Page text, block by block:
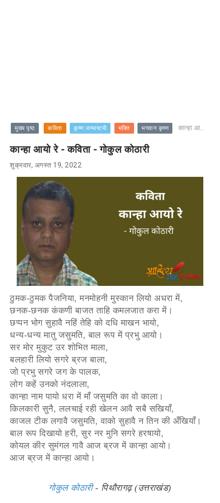
मुख्य पृष्ठ कविता कृष्ण जन्माष्टमी भक्ति भगवान कृष्ण कान्हा आयो रे - कविता - गोकुल कोठारी
कान्हा आयो रे - कविता - गोकुल कोठारी
शुक्रवार, अगस्त 19, 2022
ठुमक-ठुमक पैजनिया, मनमोहनी मुस्कान लियो अधरा में,
छनक-छनक कंकणी बाजत ताहि कमलजात करा में।
छप्पन भोग सुहावै नहिं तेहि को दधि माखन भायो,
धन्य-धन्य मातु जसुमति, बाल रूप में प्रभु आयो।
सर मोर मुकुट उर शोभित माला,
बलहारी लियो सगरे ब्रज बाला,
जो प्रभु सगरे जग के पालक,
लोग कहें उनको नंदलाला,
कान्हा नाम पायो धरा में माँ जसुमति का वो काला।
किलकारी सुनै, ललचाई रही खेलन आवै सबै सखियाँ,
काजल टीक लगावै जसुमति, वाको सुहावै न तिन की अँखियाँ।
बाल रूप दिखायो हरी, सुर नर मुनि सगरे हरषायो,
कोयल कीर सुमंगल गावै आज ब्रज में कान्हा आयो।
आज ब्रज में कान्हा आयो।
गोकुल कोठारी- पिथौरागढ़ (उत्तराखंड)